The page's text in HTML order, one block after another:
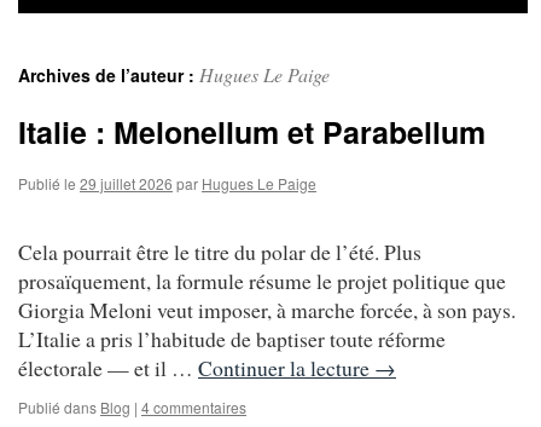
Archives de l’auteur : Hugues Le Paige
Italie : Melonellum et Parabellum
Publié le 29 juillet 2026 par Hugues Le Paige
Cela pourrait être le titre du polar de l’été. Plus
prosaïquement, la formule résume le projet politique que
Giorgia Meloni veut imposer, à marche forcée, à son pays.
L’Italie a pris l’habitude de baptiser toute réforme
électorale — et il … Continuer la lecture →
Publié dans Blog | 4 commentaires